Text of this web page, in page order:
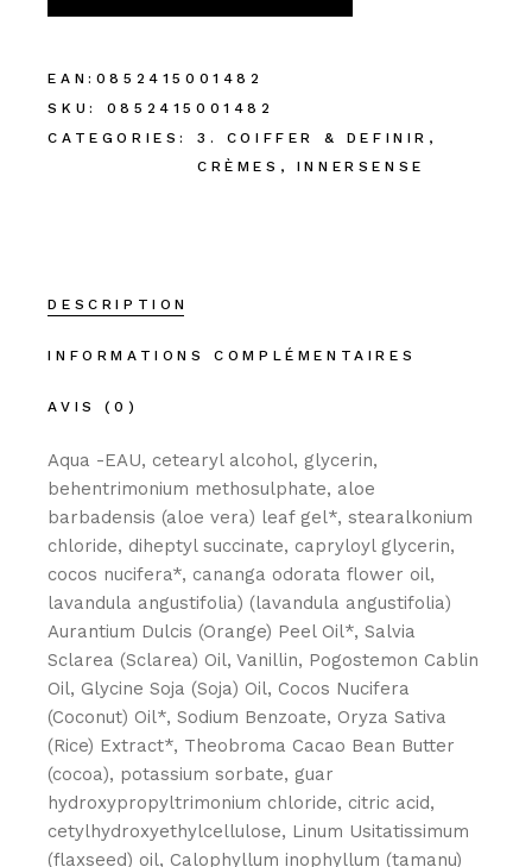
EAN: 0852415001482
SKU:
0852415001482
CATEGORIES:
3. COIFFER & DEFINIR ,
CRÈMES , INNERSENSE
DESCRIPTION
INFORMATIONS COMPLÉMENTAIRES
AVIS (0)
Aqua -EAU, cetearyl alcohol, glycerin,
behentrimonium methosulphate, aloe
barbadensis (aloe vera) leaf gel*, stearalkonium
chloride, diheptyl succinate, capryloyl glycerin,
cocos nucifera*, cananga odorata flower oil,
lavandula angustifolia) (lavandula angustifolia)
Aurantium Dulcis (Orange) Peel Oil*, Salvia
Sclarea (Sclarea) Oil, Vanillin, Pogostemon Cablin
Oil, Glycine Soja (Soja) Oil, Cocos Nucifera
(Coconut) Oil*, Sodium Benzoate, Oryza Sativa
(Rice) Extract*, Theobroma Cacao Bean Butter
(cocoa), potassium sorbate, guar
hydroxypropyltrimonium chloride, citric acid,
cetylhydroxyethylcellulose, Linum Usitatissimum
(flaxseed) oil, Calophyllum inophyllum (tamanu)